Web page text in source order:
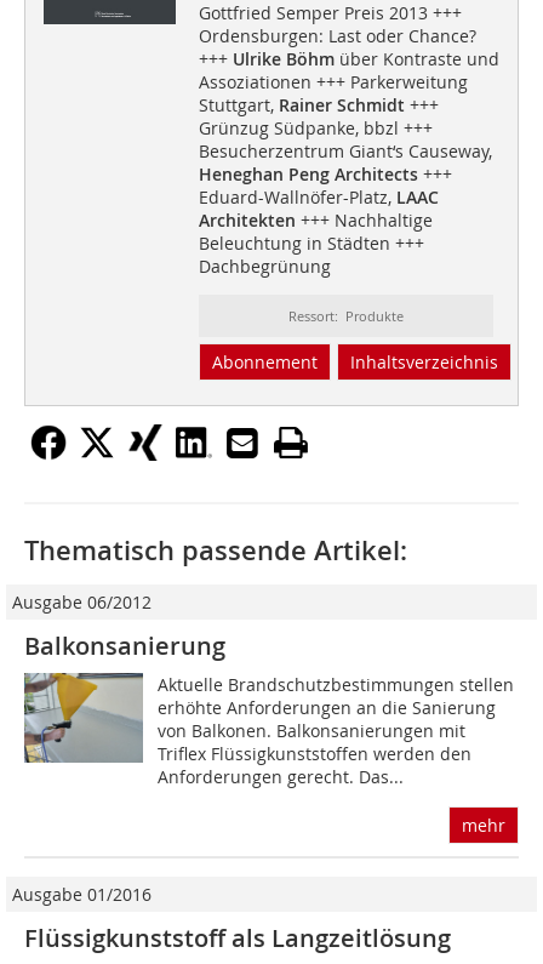
Gottfried Semper Preis 2013 +++
Ordensburgen: Last oder Chance?
+++Ulrike Böhmüber Kontraste und
Assoziationen +++ Parkerweitung
Stuttgart, Rainer Schmidt +++
Grünzug Südpanke, bbzl +++
Besucherzentrum Giant‘s Causeway,
Heneghan Peng Architects+++
Eduard-Wallnöfer-Platz,LAAC
Architekten +++ Nachhaltige
Beleuchtung in Städten +++
Dachbegrünung
Ressort: Produkte
Abonnement Inhaltsverzeichnis
Thematisch passende Artikel:
Ausgabe 06/2012
Balkonsanierung
Aktuelle Brandschutzbestimmungen stellen
erhöhte Anforderungen an die Sanierung
von Balkonen. Balkonsanierungen mit
Triflex Flüssigkunststoffen werden den
Anforderungen gerecht. Das...
mehr
Ausgabe 01/2016
Flüssigkunststoff als Langzeitlösung